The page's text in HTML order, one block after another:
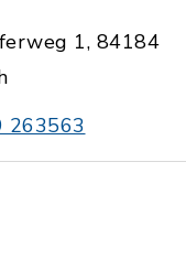
1, 84184
263563